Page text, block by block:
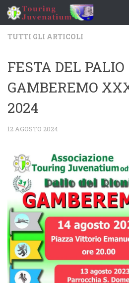
Salta al contenuto
TUTTI GLI ARTICOLI
FESTA DEL PALIO
GAMBEREMO
2024
12 AGOSTO 2024